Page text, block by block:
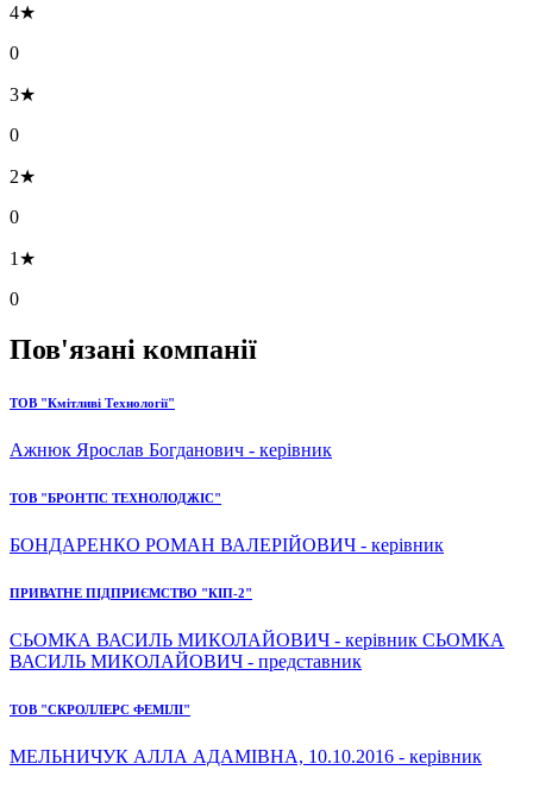
4★
0
3★
0
2★
0
1★
0
Пов'язані компанії
ТОВ "Кмітливі Технології"
Ажнюк Ярослав Богданович - керівник
ТОВ "БРОНТІС ТЕХНОЛОДЖІС"
БОНДАРЕНКО РОМАН ВАЛЕРІЙОВИЧ - керівник
ПРИВАТНЕ ПІДПРИЄМСТВО "КІП-2"
СЬОМКА ВАСИЛЬ МИКОЛАЙОВИЧ - керівник СЬОМКА
ВАСИЛЬ МИКОЛАЙОВИЧ - представник
ТОВ "СКРОЛЛЕРС ФЕМІЛІ"
МЕЛЬНИЧУК АЛЛА АДАМІВНА, 10.10.2016 - керівник